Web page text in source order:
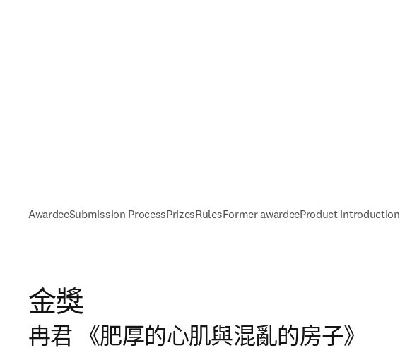
AwardeeSubmission ProcessPrizesRulesFormer awardeeProduct introduction
金獎
冉君 《肥厚的心肌與混亂的房子》